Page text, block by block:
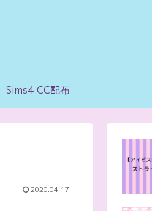
Sims4 CC配布
2020.04.17